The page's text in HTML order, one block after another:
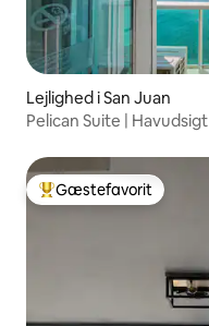
Lejlighed i San Juan
Pelican Suite |
Bedste gæstefavorit
Gæstefavorit